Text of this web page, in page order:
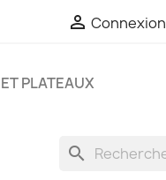
 Connexion
PLATEAUX
search